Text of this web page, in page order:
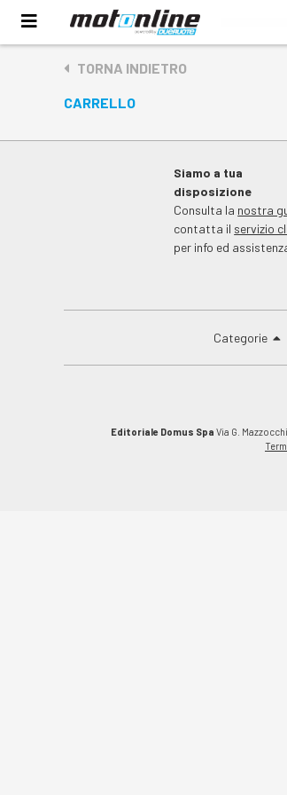
TORNA INDIETRO
CARRELLO
Siamo a tua
disposizione
Consulta la nostra
contatta il servizio
per info ed
Categorie
Editoriale Domus Spa Via G.